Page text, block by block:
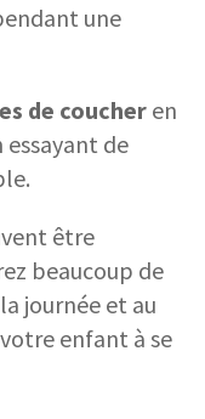
une
de coucher en
de
être
beaucoup de
journée et au
enfant à se